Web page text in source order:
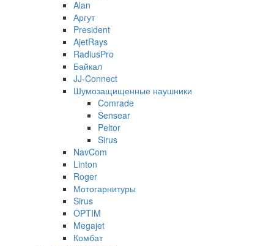
Alan
Аргут
President
AjetRays
RadiusPro
Байкал
JJ-Connect
Шумозащищенные наушники
Comrade
Sensear
Peltor
Sirus
NavCom
Linton
Roger
Мотогарнитуры
Sirus
OPTIM
Megajet
Комбат